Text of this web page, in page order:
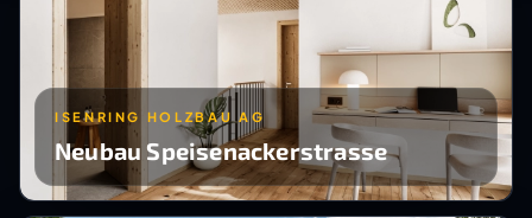
ISENRING HOLZBAU AG
Neubau Speisenackerstrasse